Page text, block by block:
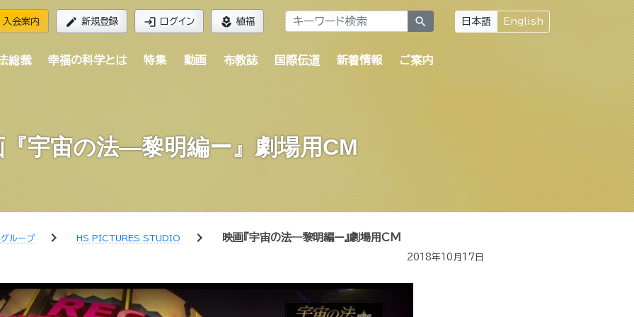
入会案内 edit 新規登録 login ログイン local_florist 植福 search 日本語 English
総裁 幸福の科学とは 特集 動画 布教誌 国際伝道 新着情報 ご案内
『宇宙の法―黎明編ー』劇場用CM
ループ chevron_right HS PICTURES STUDIO chevron_right 映画『宇宙の法―黎明編ー』劇場用CM
2018年10月17日